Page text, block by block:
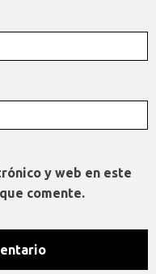
y web en este
comente.